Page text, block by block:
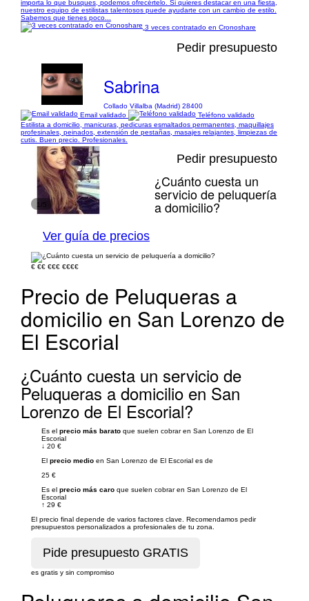
importa lo que busques, podemos ofrecértelo. Si quieres destacar en una fiesta,
nuestro equipo de estilistas talentosos puede ayudarte con un cambio de estilo.
Sabemos que tienes poco...
3 veces contratado en Cronoshare
Pedir presupuesto
Sabrina
Collado Villalba (Madrid) 28400
Email validado
Teléfono validado
Estilista a domicilio, manicuras, pedicuras esmaltados permanentes, maquillajes
profesinales, peinados, extensión de pestañas, masajes relajantes, limpiezas de
cutis. Buen precio. Profesionales.
1/5
Pedir presupuesto
¿Cuánto cuesta un
servicio de peluquería
a domicilio?
Ver guía de precios
€ €€ €€€ €€€€
Precio de Peluqueras a
domicilio en San Lorenzo de
El Escorial
¿Cuánto cuesta un servicio de
Peluqueras a domicilio en San
Lorenzo de El Escorial?
Es el precio más barato que suelen cobrar en San Lorenzo de El
Escorial
↓ 20 €
El precio medio en San Lorenzo de El Escorial es de
25 €
Es el precio más caro que suelen cobrar en San Lorenzo de El
Escorial
↑ 29 €
El precio final depende de varios factores clave. Recomendamos pedir
presupuestos personalizados a profesionales de tu zona.
es gratis y sin compromiso